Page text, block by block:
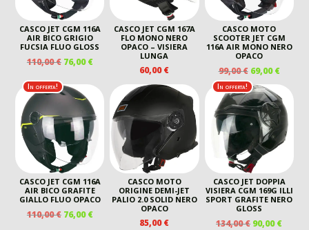
CASCO JET CGM 116A
AIR BICO GRIGIO
FUCSIA FLUO GLOSS
110,00€ IL
ORIGINALE
ERA:
110,00 €.
76,00€IL
ATTUALE
76,00 €.
CASCO JET CGM 167A
FLO MONO NERO
OPACO – VISIERA
LUNGA
60,00€
CASCO MOTO
SCOOTER JET CGM
116A AIR MONO NERO
OPACO
99,00€ IL
PREZZO
ORIGINALE
ERA:
99,00 €.
69,00€IL
È:
69,00
In offerta!
CASCO JET CGM 116A
AIR BICO GRAFITE
GIALLO FLUO OPACO
110,00€ IL
76,00€IL
CASCO MOTO
ORIGINE DEMI-JET
PALIO 2.0 SOLID NERO
OPACO
85,00€
In offerta!
CASCO JET DOPPIA
VISIERA CGM 169G ILLI
SPORT GRAFITE NERO
GLOSS
134,00€ IL
90,00€IL